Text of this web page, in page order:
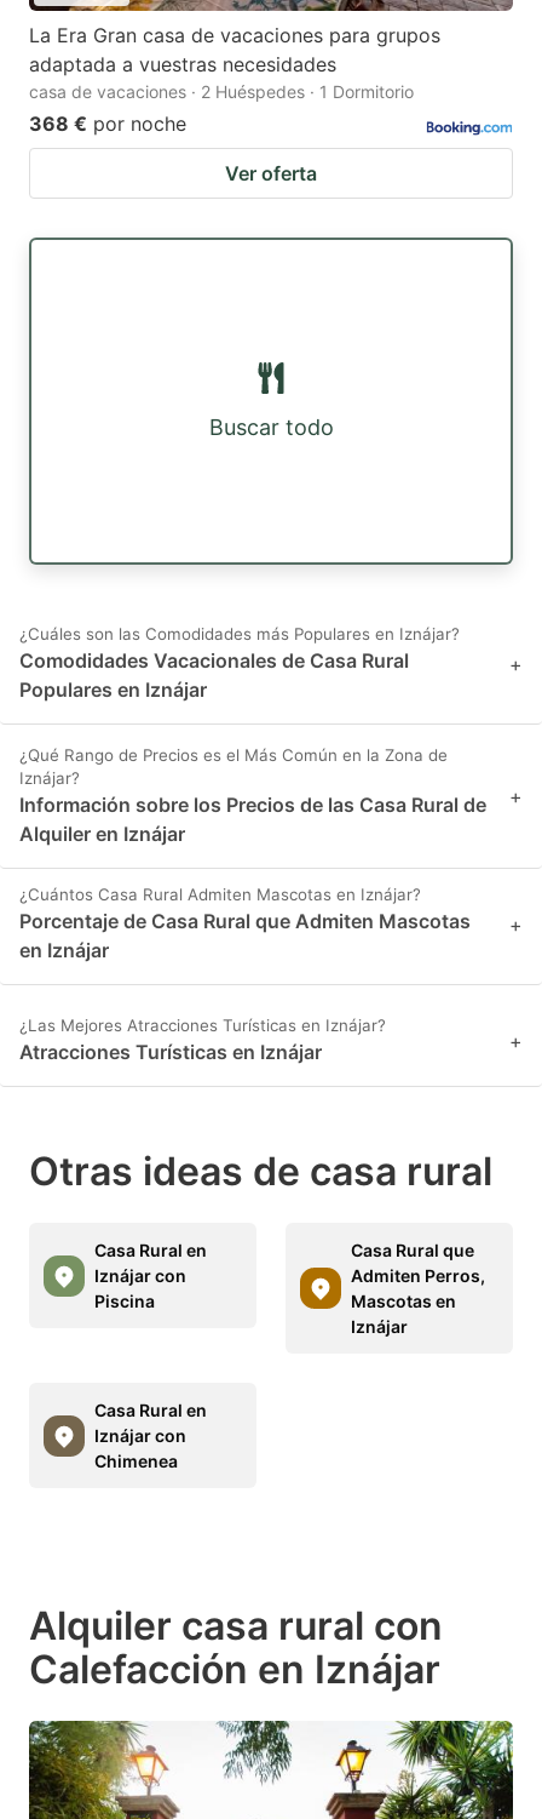
La Era Gran casa de vacaciones para grupos
adaptada a vuestras necesidades
casa de vacaciones · 2 Huéspedes · 1 Dormitorio
368 € por noche
Ver oferta
Buscar todo
¿Cuáles son las Comodidades más Populares en Iznájar?
Comodidades Vacacionales de Casa Rural
Populares en Iznájar
+
¿Qué Rango de Precios es el Más Común en la Zona de
Iznájar?
Información sobre los Precios de las Casa Rural de
Alquiler en Iznájar
+
¿Cuántos Casa Rural Admiten Mascotas en Iznájar?
Porcentaje de Casa Rural que Admiten Mascotas
en Iznájar
+
¿Las Mejores Atracciones Turísticas en Iznájar?
Atracciones Turísticas en Iznájar +
Otras ideas de casa rural
Casa Rural en
Iznájar con
Piscina
Casa Rural que
Admiten Perros,
Mascotas en
Iznájar
Casa Rural en
Iznájar con
Chimenea
Alquiler casa rural con
Calefacción en Iznájar